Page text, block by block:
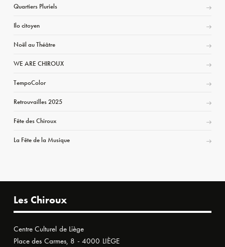
Quartiers Pluriels
Ilo citoyen
Noël au Théâtre
WE ARE CHIROUX
TempoColor
Retrouvailles 2025
Fête des Chiroux
La Fête de la Musique
Les Chiroux
Centre Culturel de Liège
Place des Carmes, 8 - 4000 LIÈGE